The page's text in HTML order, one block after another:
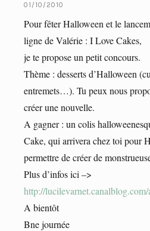
01/10/2010
Pour fêter Halloween et le
ligne de Valérie : I Love Cakes,
je te propose un petit concours.
Thème : desserts d’Halloween
entremets…). Tu peux nous
créer une nouvelle.
A gagner : un colis
Cake, qui arrivera chez toi pour
permettre de créer de
Plus d’infos ici –>
http://
A bientôt
Bne journée